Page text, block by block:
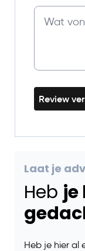
Review
Laat je
Heb je
Heb je hier al